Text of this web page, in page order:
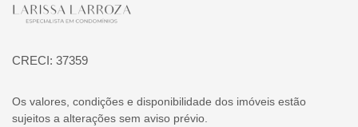
CRECI: 37359
Os valores, condições e disponibilidade dos imóveis estão
sujeitos a alterações sem aviso prévio.